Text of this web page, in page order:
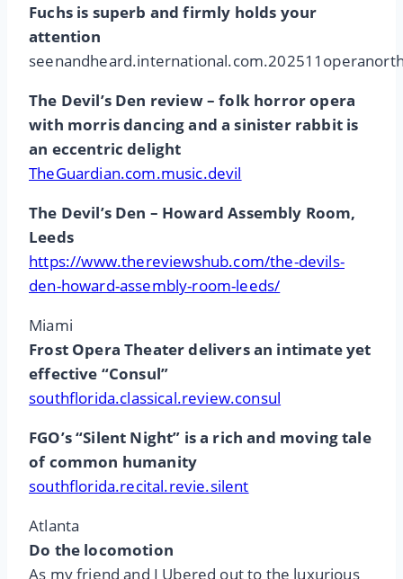
Fuchs is superb and firmly holds your
attention
The Devil’s Den review – folk horror opera
with morris dancing and a sinister rabbit is
an eccentric delight
TheGuardian.com.music.devil
The Devil’s Den – Howard Assembly Room,
Leeds
https://www.thereviewshub.com/the-devils-
den-howard-assembly-room-leeds/
Miami
Frost Opera Theater delivers an intimate yet
effective “Consul”
southflorida.classical.review.consul
FGO’s “Silent Night” is a rich and moving tale
of common humanity
southflorida.recital.revie.silent
Atlanta
Do the locomotion
As my friend and I Ubered out to the luxurious